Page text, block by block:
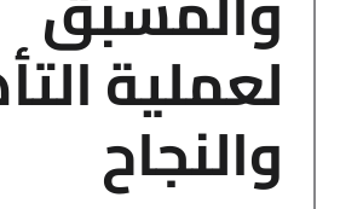
لعملية
والنجاح